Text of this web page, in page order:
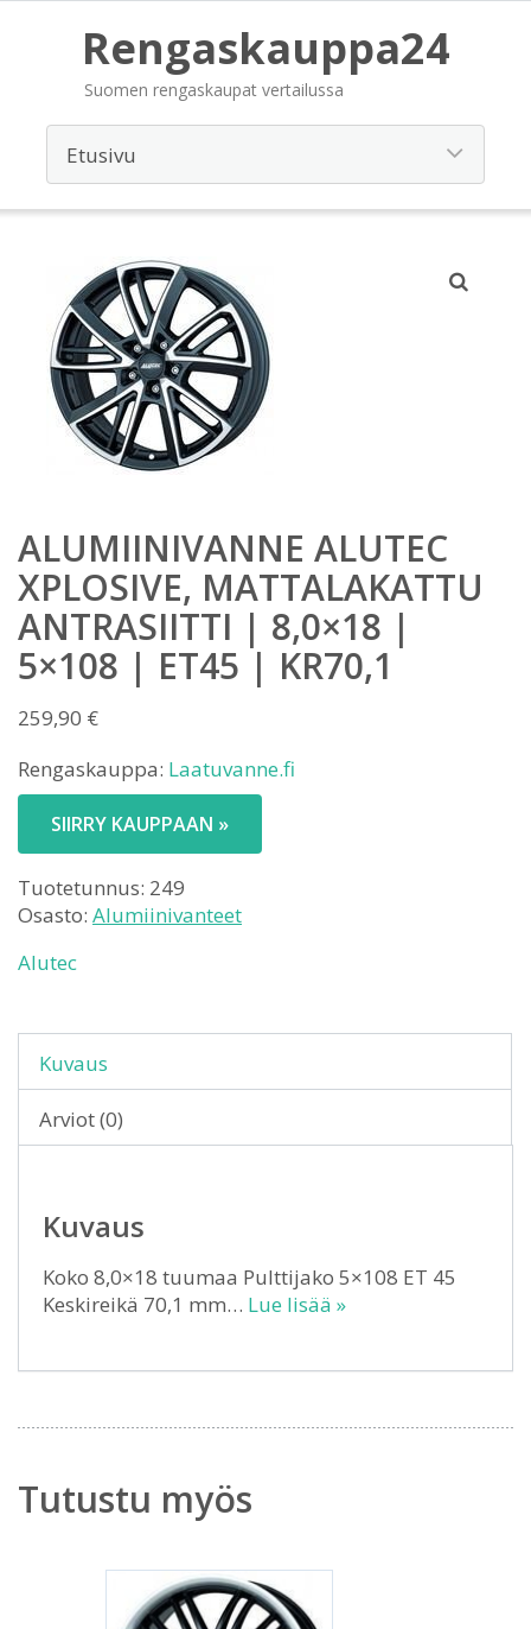
Rengaskauppa24
Suomen rengaskaupat vertailussa
ALUMIINIVANNE ALUTEC
XPLOSIVE, MATTALAKATTU
ANTRASIITTI | 8,0×18 |
5×108 | ET45 | KR70,1
259,90 €
Rengaskauppa: Laatuvanne.fi
SIIRRY KAUPPAAN »
Tuotetunnus: 249
Osasto: Alumiinivanteet
Alutec
Kuvaus
Arviot (0)
Kuvaus
Koko 8,0×18 tuumaa Pulttijako 5×108 ET 45
Keskireikä 70,1 mm… Lue lisää »
Tutustu myös